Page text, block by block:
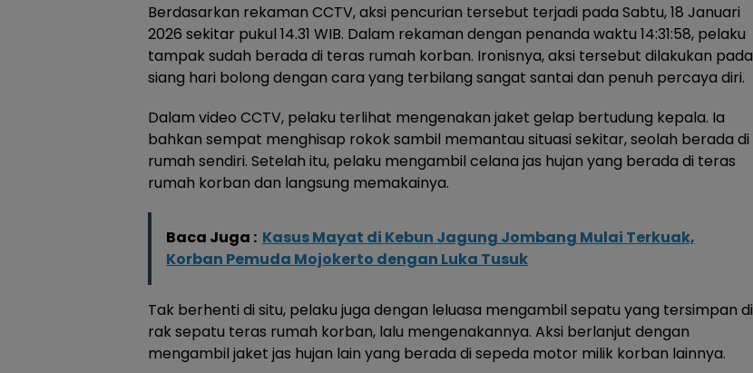
Berdasarkan rekaman CCTV, aksi pencurian tersebut terjadi pada Sabtu, 18 Januari
2026 sekitar pukul 14.31 WIB. Dalam rekaman dengan penanda waktu 14:31:58, pelaku
tampak sudah berada di teras rumah korban. Ironisnya, aksi tersebut dilakukan pada
siang hari bolong dengan cara yang terbilang sangat santai dan penuh percaya diri.
Dalam video CCTV, pelaku terlihat mengenakan jaket gelap bertudung kepala. Ia
bahkan sempat menghisap rokok sambil memantau situasi sekitar, seolah berada di
rumah sendiri. Setelah itu, pelaku mengambil celana jas hujan yang berada di teras
rumah korban dan langsung memakainya.
Baca Juga : Kasus Mayat di Kebun Jagung Jombang Mulai Terkuak,
Korban Pemuda Mojokerto dengan Luka Tusuk
Tak berhenti di situ, pelaku juga dengan leluasa mengambil sepatu yang tersimpan di
rak sepatu teras rumah korban, lalu mengenakannya. Aksi berlanjut dengan
mengambil jaket jas hujan lain yang berada di sepeda motor milik korban lainnya.